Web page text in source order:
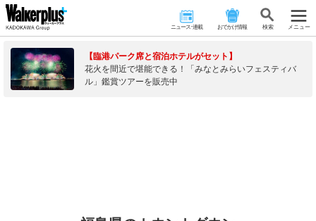
ニュース･連載 おでかけ情報 検 索 メニュー
【臨港パーク席と宿泊ホテルがセット】
花火を間近で堪能できる！「みなとみらいフェスティバ
ル」鑑賞ツアーを販売中